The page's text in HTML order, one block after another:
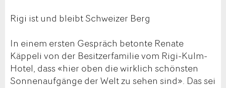
Rigi ist und bleibt Schweizer Berg
In einem ersten Gespräch betonte Renate
Käppeli von der Besitzerfamilie vom Rigi-Kulm-
Hotel, dass «hier oben die wirklich schönsten
Sonnenaufgänge der Welt zu sehen sind». Das sei